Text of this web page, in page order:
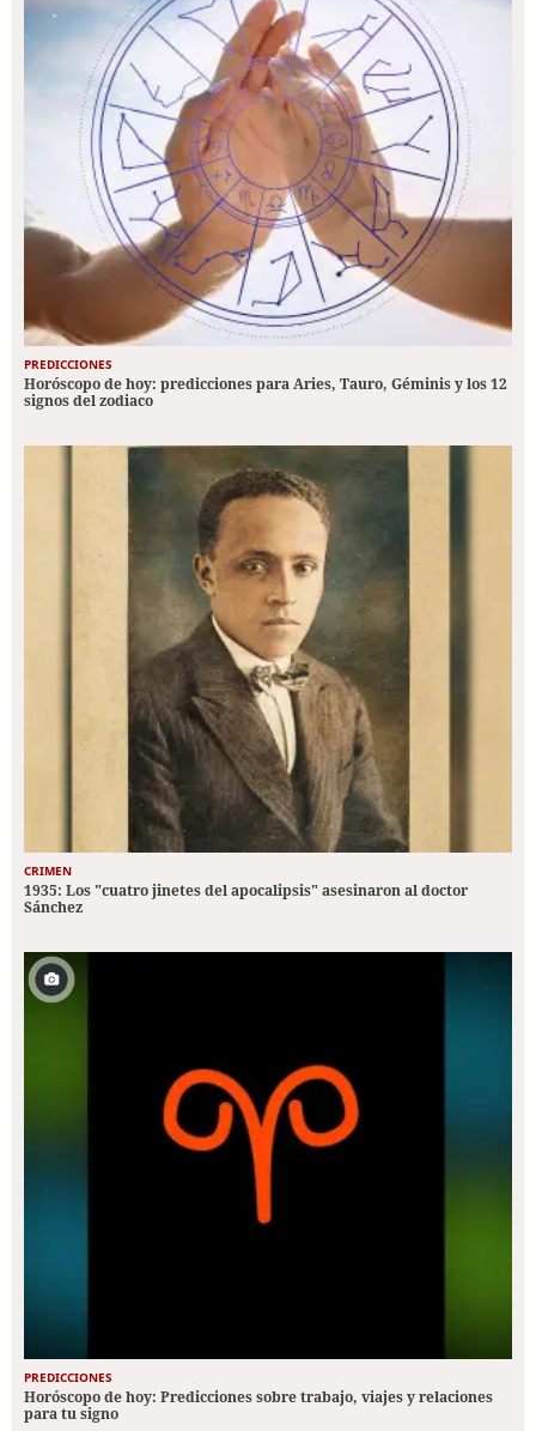
PREDICCIONES
Horóscopo de hoy: predicciones para Aries, Tauro, Géminis y los 12
signos del zodiaco
CRIMEN
1935: Los "cuatro jinetes del apocalipsis" asesinaron al doctor
Sánchez
PREDICCIONES
Horóscopo de hoy: Predicciones sobre trabajo, viajes y relaciones
para tu signo